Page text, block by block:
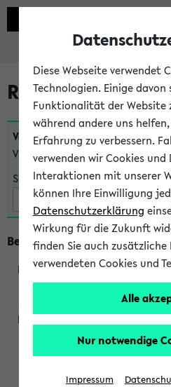
Veranstaltungen , bei denen
Veranstaltungsorte geändert
Suche:
Beginn um 9 Uhr
295001
Weiler, Blaszkowski, Möller,
Kinskofer,
Diese Webseite verwendet
Technologien. Einige
Funktionalität der Website
während andere uns
Erfahrung zu verbessern.
verwenden wir Cookies
Interaktionen mit unserer
können Ihre Einwilligung
Datenschutzerklärung
Wirkung für die Zukunft
finden Sie auch
verwendeten Cookies und
Alle
Nur notwendige
Impressum